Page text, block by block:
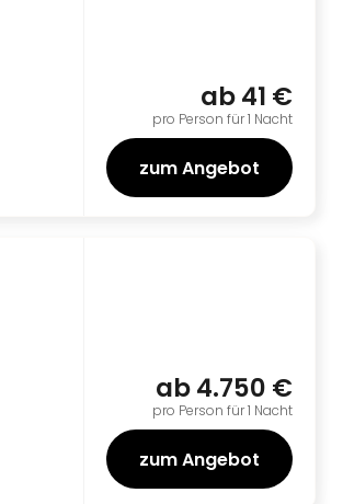
ab41 €
pro Person für 1 Nacht
zum Angebot
ab4.750 €
pro Person für 1 Nacht
zum Angebot